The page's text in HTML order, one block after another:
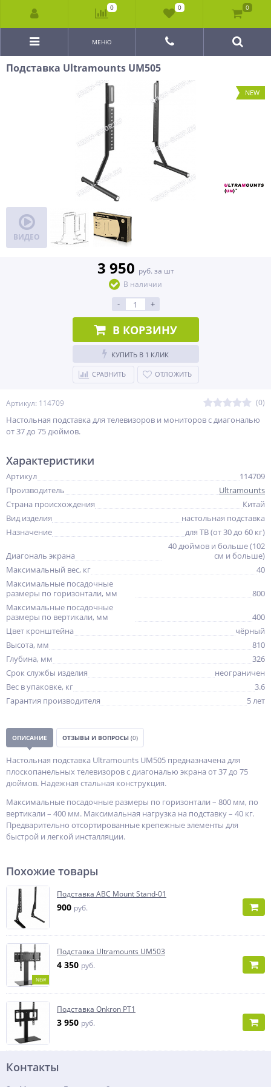
МЕНЮ
Подставка Ultramounts UM505
NEW
ВИДЕО
Артикул: 114709 (0)
Настольная подставка для телевизоров и мониторов с диагональю
от 37 до 75 дюймов.
3 950 руб. за шт
В наличии
- +
В КОРЗИНУ
КУПИТЬ В 1 КЛИК
СРАВНИТЬ ОТЛОЖИТЬ
Характеристики
Артикул
114709
Производитель
Ultramounts
Страна происхождения
Китай
Вид изделия
настольная подставка
Назначение
для ТВ (от 30 до 60 кг)
Диагональ экрана
40 дюймов и больше (102
см и больше)
Максимальный вес, кг
40
Максимальные посадочные
размеры по горизонтали, мм
800
Максимальные посадочные
размеры по вертикали, мм
400
Цвет кронштейна
чёрный
Высота, мм
810
Глубина, мм
326
Срок службы изделия
неограничен
Вес в упаковке, кг
3.6
Гарантия производителя
5 лет
ОПИСАНИЕ ОТЗЫВЫ И ВОПРОСЫ (0)
Настольная подставка Ultramounts UM505 предназначена для
плоскопанельных телевизоров с диагональю экрана от 37 до 75
дюймов. Надежная стальная конструкция.
Максимальные посадочные размеры по горизонтали – 800 мм, по
вертикали – 400 мм. Максимальная нагрузка на подставку – 40 кг.
Предварительно отсортированные крепежные элементы для
быстрой и легкой инсталляции.
Похожие товары
Подставка ABC Mount Stand-01
900 руб.
NEW
Подставка Ultramounts UM503
4 350 руб.
Подставка Onkron PT1
3 950 руб.
Контакты
0 0 0